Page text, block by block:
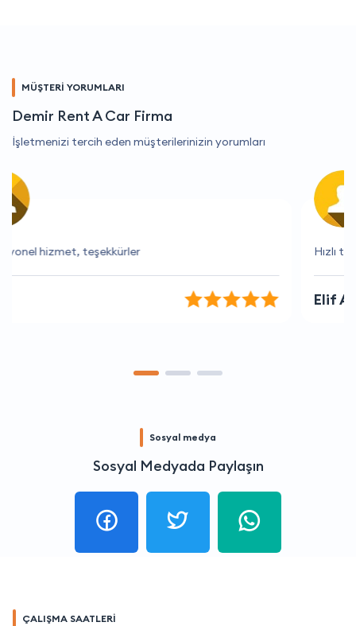
MÜŞTERİ YORUMLARI
Demir Rent A Car Firma
İşletmenizi tercih eden müşterilerinizin yorumları
Hızlı teslimat ve iyi hizmet
Sosyal medya
Sosyal Medyada Paylaşın
ÇALIŞMA SAATLERİ